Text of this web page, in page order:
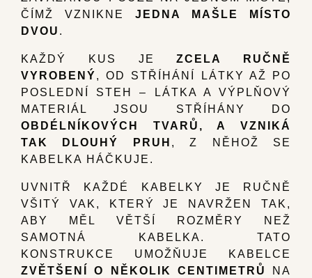
ČÍMŽ VZNIKNE JEDNA MAŠLE MÍSTO
DVOU .
KAŽDÝ KUS JEZCELA RUČNĚ
VYROBENÝ, OD STŘÍHÁNÍ LÁTKY AŽ PO
POSLEDNÍ STEH – LÁTKA A VÝPLŇOVÝ
MATERIÁL JSOU STŘÍHÁNY DO
OBDÉLNÍKOVÝCH TVARŮ, A VZNIKÁ
TAK DLOUHÝ PRUH , Z NĚHOŽ SE
KABELKA HÁČKUJE.
UVNITŘ KAŽDÉ KABELKY JE RUČNĚ
VŠITÝ VAK, KTERÝ JE NAVRŽEN TAK,
ABY MĚL VĚTŠÍ ROZMĚRY NEŽ
SAMOTNÁ KABELKA. TATO
KONSTRUKCE UMOŽŇUJE KABELCE
ZVĚTŠENÍ O NĚKOLIK CENTIMETRŮ
NA